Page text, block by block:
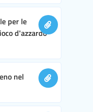
per le
d'azzardo
nel